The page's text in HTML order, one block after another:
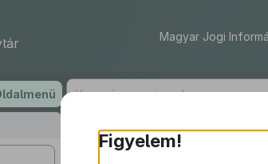
Magyar Jogi
Figyelem!